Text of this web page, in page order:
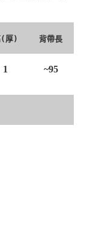
(厚) 背帶長
1 ~95